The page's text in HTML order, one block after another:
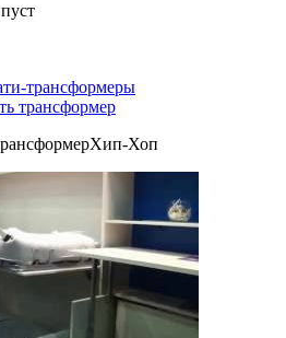
трансформеры
трансформер
Хип-Хоп